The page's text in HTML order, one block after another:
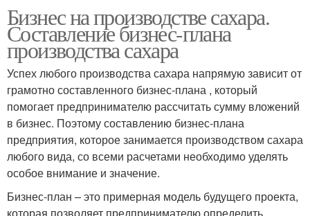
Бизнес на производстве сахара.
Составление бизнес-плана
производства сахара
Успех любого производства сахара напрямую зависит от
грамотно составленного бизнес-плана , который
помогает предпринимателю рассчитать сумму вложений
в бизнес. Поэтому составлению бизнес-плана
предприятия, которое занимается производством сахара
любого вида, со всеми расчетами необходимо уделять
особое внимание и значение.
Бизнес-план – это примерная модель будущего проекта,
которая позволяет предпринимателю определить